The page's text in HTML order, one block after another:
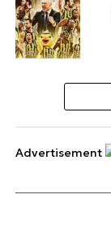
Advertisement